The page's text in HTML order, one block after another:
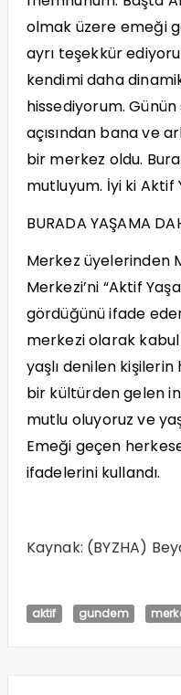
olmak üzere emeği
ayrı teşekkür
kendimi daha
hissediyorum.
açısından bana ve
bir merkez oldu.
mutluyum. İyi ki Aktif
BURADA YAŞAMA
Merkez üyelerinden
Merkezi’ni “Aktif
gördüğünü ifade
merkezi olarak
yaşlı denilen
bir kültürden gelen
mutlu oluyoruz ve
Emeği geçen
ifadelerini kullandı.
Kaynak: (BYZHA)
aktif gundem